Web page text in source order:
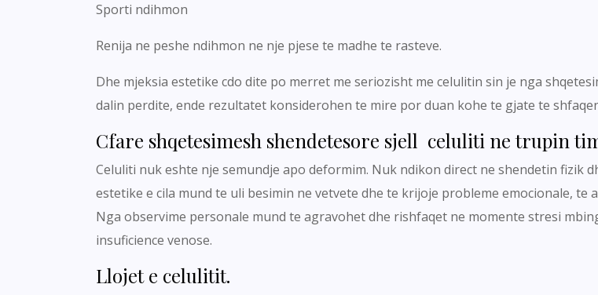
Sporti ndihmon
Renija ne peshe ndihmon ne nje pjese te madhe te rasteve.
Dhe mjeksia estetike cdo dite po merret me seriozisht me celulitin sin je nga
dalin perdite, ende rezultatet konsiderohen te mire por duan kohe te gjate te
Cfare shqetesimesh shendetesore sjell celuliti ne trupin
Celuliti nuk eshte nje semundje apo deformim. Nuk ndikon direct ne shendetin fizik
estetike e cila mund te uli besimin ne vetvete dhe te krijoje probleme emocionale,
Nga observime personale mund te agravohet dhe rishfaqet ne momente stresi
insuficience venose.
Llojet e celulitit.